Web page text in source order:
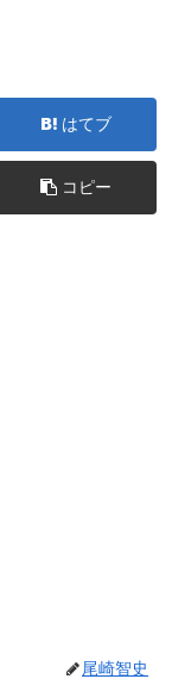
はてブ
コピー
尾崎智史